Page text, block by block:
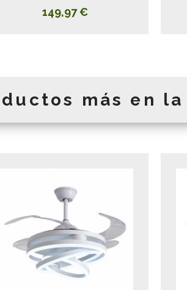
149,97 €
más en